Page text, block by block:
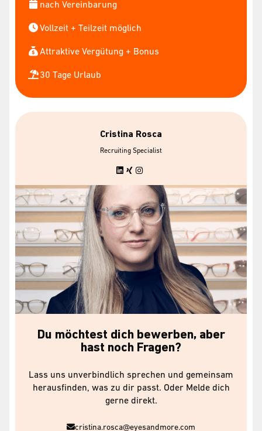
nach Vereinbarung
Vollzeit + Teilzeit möglich
Attraktive Vergütung + Bonus
30 Tage Urlaub
Cristina Rosca
Recruiting Specialist
Du möchtest dich bewerben, aber
hast noch Fragen?
Lass uns unverbindlich sprechen und gemeinsam
herausfinden, was zu dir passt. Oder Melde dich
gerne direkt.
cristina.rosca@eyesandmore.com